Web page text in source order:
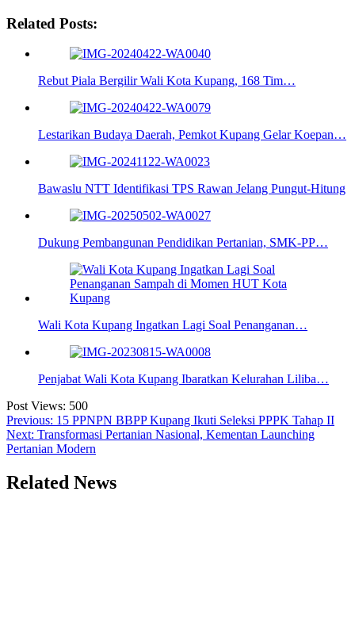
Related Posts:
Rebut Piala Bergilir Wali Kota Kupang, 168 Tim…
Lestarikan Budaya Daerah, Pemkot Kupang Gelar Koepan…
Bawaslu NTT Identifikasi TPS Rawan Jelang Pungut-Hitung
Dukung Pembangunan Pendidikan Pertanian, SMK-PP…
Wali Kota Kupang Ingatkan Lagi Soal Penanganan…
Penjabat Wali Kota Kupang Ibaratkan Kelurahan Liliba…
Post Views: 500
Navigasi
pos
Previous: 15 PPNPN BBPP Kupang Ikuti Seleksi PPPK Tahap II
Next: Transformasi Pertanian Nasional, Kementan Launching
Pertanian Modern
Related News